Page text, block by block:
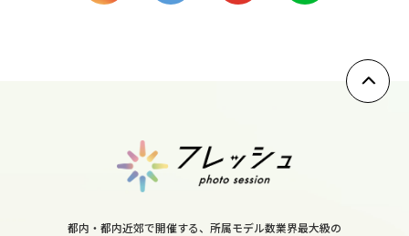
mon
都内・都内近郊で開催する、所属モデル数業界最大級の